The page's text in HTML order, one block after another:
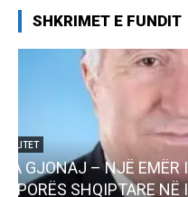
SHKRIMET E FUNDIT
AKTUALITET
Pregaditi Gjin Musa-